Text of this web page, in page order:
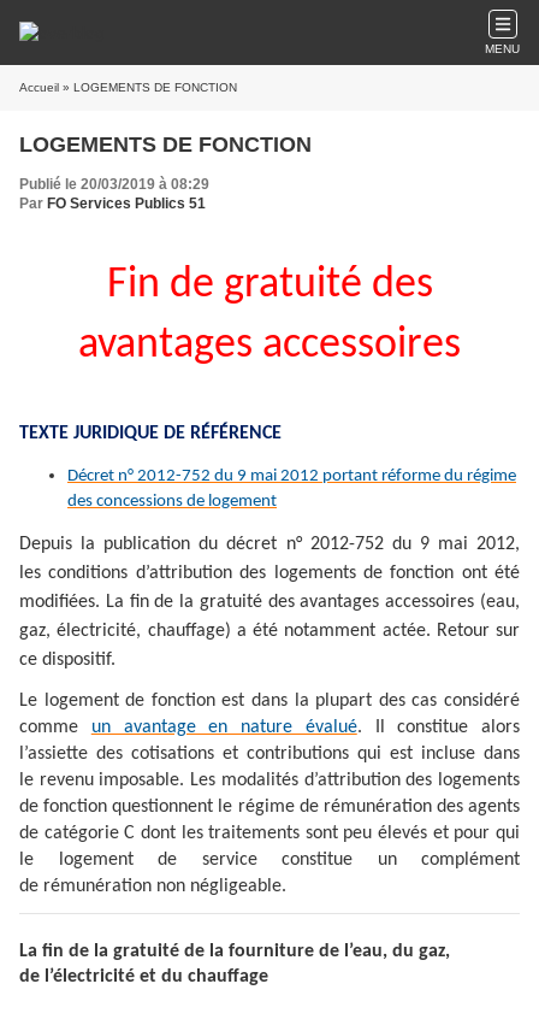
MENU
Accueil » LOGEMENTS DE FONCTION
LOGEMENTS DE FONCTION
Publié le 20/03/2019 à 08:29
Par FO Services Publics 51
Fin de gratuité des
avantages accessoires
TEXTE JURIDIQUE DE RÉFÉRENCE
Décret n° 2012-752 du 9 mai 2012 portant réforme du régime
des concessions de logement
Depuis la publication du décret n° 2012-752 du 9 mai 2012,
les conditions d’attribution des logements de fonction ont été
modifiées. La fin de la gratuité des avantages accessoires (eau,
gaz, électricité, chauffage) a été notamment actée. Retour sur
ce dispositif.
Le logement de fonction est dans la plupart des cas considéré
comme un avantage en nature évalué. Il constitue alors
l’assiette des cotisations et contributions qui est incluse dans
le revenu imposable. Les modalités d’attribution des logements
de fonction questionnent le régime de rémunération des agents
de catégorie C dont les traitements sont peu élevés et pour qui
le logement de service constitue un complément
de rémunération non négligeable.
La fin de la gratuité de la fourniture de l’eau, du gaz,
de l’électricité et du chauffage